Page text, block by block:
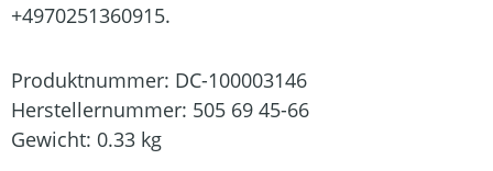
+4970251360915.
Produktnummer: DC-100003146
Herstellernummer: 505 69 45-66
Gewicht: 0.33 kg